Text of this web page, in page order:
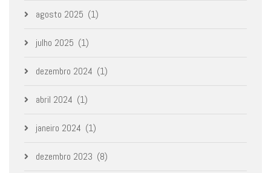
agosto 2025 (1)
julho 2025 (1)
dezembro 2024 (1)
abril 2024 (1)
janeiro 2024 (1)
dezembro 2023 (8)